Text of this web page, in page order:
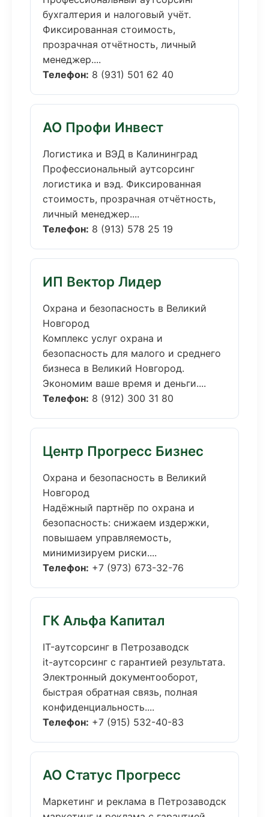
бухгалтерия и налоговый учёт.
Фиксированная стоимость,
прозрачная отчётность, личный
менеджер....
Телефон: 8 (931) 501 62 40
АО Профи Инвест
Логистика и ВЭД в Калининград
Профессиональный аутсорсинг
логистика и вэд. Фиксированная
стоимость, прозрачная отчётность,
личный менеджер....
Телефон: 8 (913) 578 25 19
ИП Вектор Лидер
Охрана и безопасность в Великий
Новгород
Комплекс услуг охрана и
безопасность для малого и среднего
бизнеса в Великий Новгород.
Экономим ваше время и деньги....
Телефон: 8 (912) 300 31 80
Центр Прогресс Бизнес
Охрана и безопасность в Великий
Новгород
Надёжный партнёр по охрана и
безопасность: снижаем издержки,
повышаем управляемость,
минимизируем риски....
Телефон: +7 (973) 673-32-76
ГК Альфа Капитал
IT-аутсорсинг в Петрозаводск
it-аутсорсинг с гарантией результата.
Электронный документооборот,
быстрая обратная связь, полная
конфиденциальность....
Телефон: +7 (915) 532-40-83
АО Статус Прогресс
Маркетинг и реклама в Петрозаводск